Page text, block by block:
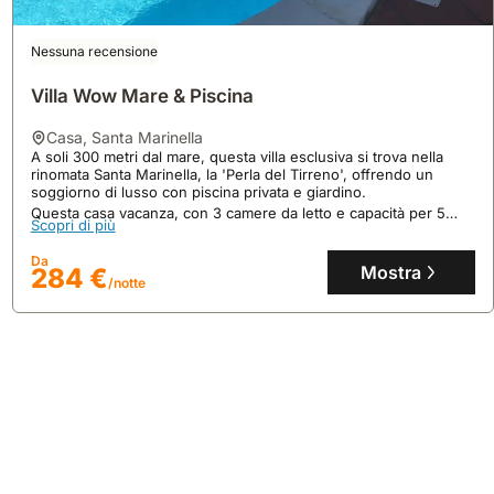
8.8 16 recensioni
La Rosa Del Mare
casa ,Santa Marinella
A soli 10 minuti a piedi dalla Spiaggia Stabilimento Rosa Dei Venti,
questa casa vacanze si trova a Santa Marinella, a 51 km da Parco
Commerciale Da Vinci.
Questa villa accogliente, con 55 mq di superficie e capacità per
Nessuna recensione
Villa Wow Mare & Piscina
casa, Santa Marinella
A soli 300 metri dal mare, questa villa esclusiva si trova nella
rinomata Santa Marinella, la 'Perla del Tirreno', offrendo un
soggiorno di lusso con piscina privata e giardino.
Questa casa vacanza, con 3 camere da letto e capacità per 5
persone, dispone di cucina attrezzata con lavastoviglie e
frigorifero, garantendo ogni comfort per una vacanza rilassante.
Scopri di più
Da
284 €/notte Mostra